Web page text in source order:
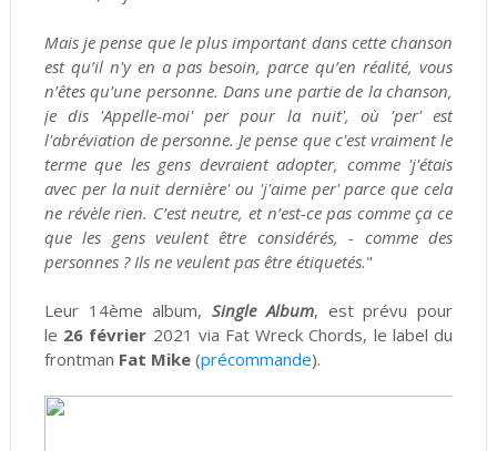
Mais je pense que le plus important dans cette chanson
est qu’il n'y en a pas besoin, parce qu’en réalité, vous
n’êtes qu’une personne. Dans une partie de la chanson,
je dis 'Appelle-moi' per pour la nuit', où 'per' est
l'abréviation de personne. Je pense que c'est vraiment le
terme que les gens devraient adopter, comme 'j'étais
avec per la nuit dernière' ou 'j'aime per' parce que cela
ne révèle rien. C’est neutre, et n’est-ce pas comme ça ce
que les gens veulent être considérés, - comme des
personnes ? Ils ne veulent pas être étiquetés."
Leur 14ème album,Single Album, est prévu pour
le 26 février 2021 via Fat Wreck Chords, le label du
frontman Fat Mike (précommande).